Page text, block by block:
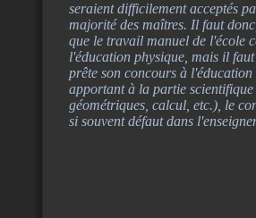
seraient difficilement acceptés
majorité des maîtres. Il faut
que le travail manuel de l'école
l'éducation physique, mais il
prête son concours à
apportant à la partie scientifique
géométriques, calcul, etc.), le
si souvent défaut dans